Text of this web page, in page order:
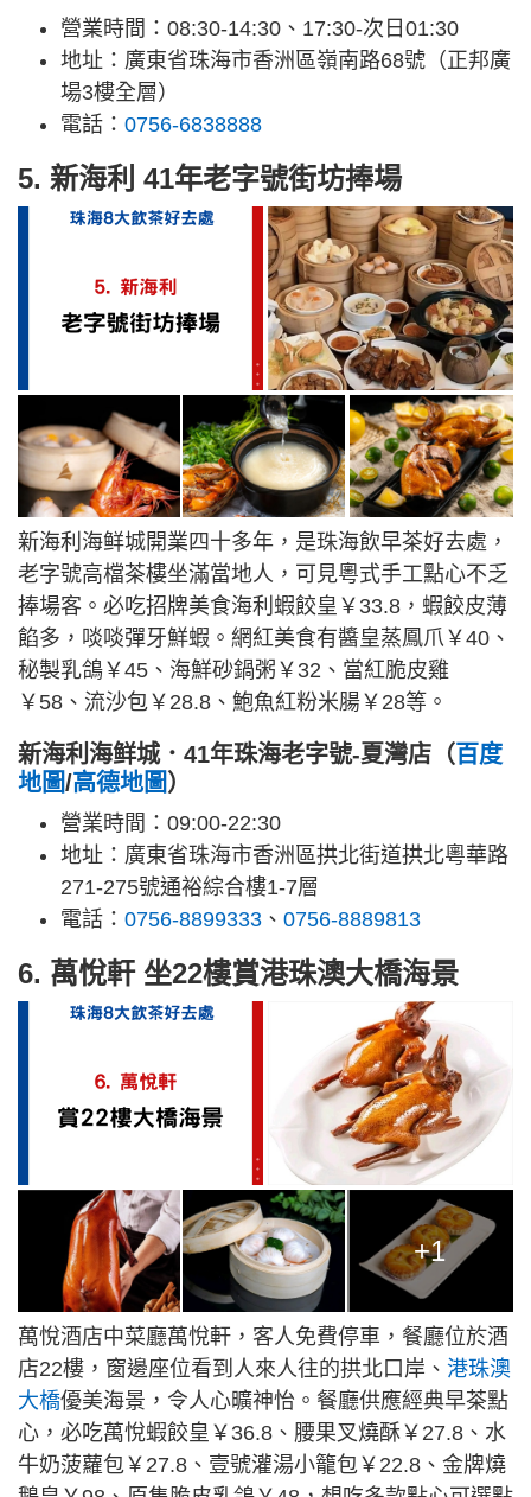
營業時間：08:30-14:30、17:30-次日01:30
地址：廣東省珠海市香洲區嶺南路68號（正邦廣
場3樓全層）
電話： 0756-6838888
5. 新海利 41年老字號街坊捧場
新海利海鲜城開業四十多年，是珠海飲早茶好去處，
老字號高檔茶樓坐滿當地人，可見粵式手工點心不乏
捧場客。必吃招牌美食海利蝦餃皇￥33.8，蝦餃皮薄
餡多，啖啖彈牙鮮蝦。網紅美食有醬皇蒸鳳爪￥40、
秘製乳鴿￥45、海鮮砂鍋粥￥32、當紅脆皮雞
￥58、流沙包￥28.8、鮑魚紅粉米腸￥28等。
新海利海鲜城．41年珠海老字號-夏灣店（百度
地圖/高德地圖 ）
營業時間：09:00-22:30
地址：廣東省珠海市香洲區拱北街道拱北粵華路
271-275號通裕綜合樓1-7層
電話： 0756-8899333 、 0756-8889813
6. 萬悅軒 坐22樓賞港珠澳大橋海景
+1
萬悅酒店中菜廳萬悅軒，客人免費停車，餐廳位於酒
店22樓，窗邊座位看到人來人往的拱北口岸、 港珠澳
大橋優美海景，令人心曠神怡。餐廳供應經典早茶點
心，必吃萬悅蝦餃皇￥36.8、腰果叉燒酥￥27.8、水
牛奶菠蘿包￥27.8、壹號灌湯小籠包￥22.8、金牌燒